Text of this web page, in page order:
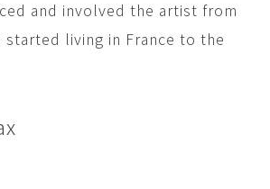
and involved the artist from
started living in France to the